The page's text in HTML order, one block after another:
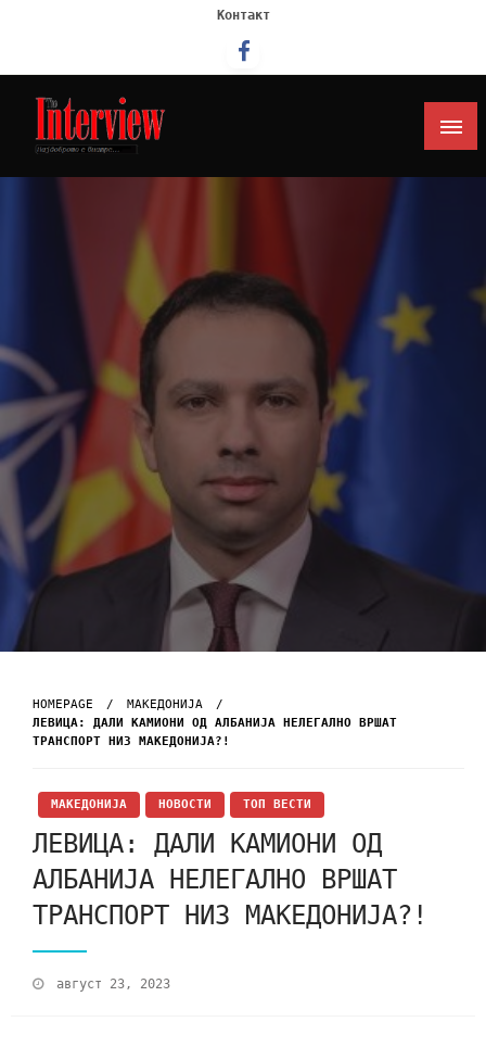
Контакт
Интервју
HOMEPAGE
МАКЕДОНИЈА
ЛЕВИЦА: ДАЛИ КАМИОНИ ОД АЛБАНИЈА НЕЛЕГАЛНО ВРШАТ
ТРАНСПОРТ НИЗ МАКЕДОНИЈА?!
МАКЕДОНИЈА НОВОСТИ ТОП ВЕСТИ
ЛЕВИЦА: ДАЛИ КАМИОНИ ОД
АЛБАНИЈА НЕЛЕГАЛНО ВРШАТ
ТРАНСПОРТ НИЗ МАКЕДОНИЈА?!
август 23, 2023